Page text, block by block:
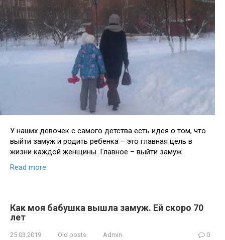
У наших девочек с самого детства есть идея о том, что
выйти замуж и родить ребенка – это главная цель в
жизни каждой женщины. Главное – выйти замуж
Read more
Как моя бабушка вышла замуж. Ей скоро 70
лет
25.03.2019 Old posts Admin 0